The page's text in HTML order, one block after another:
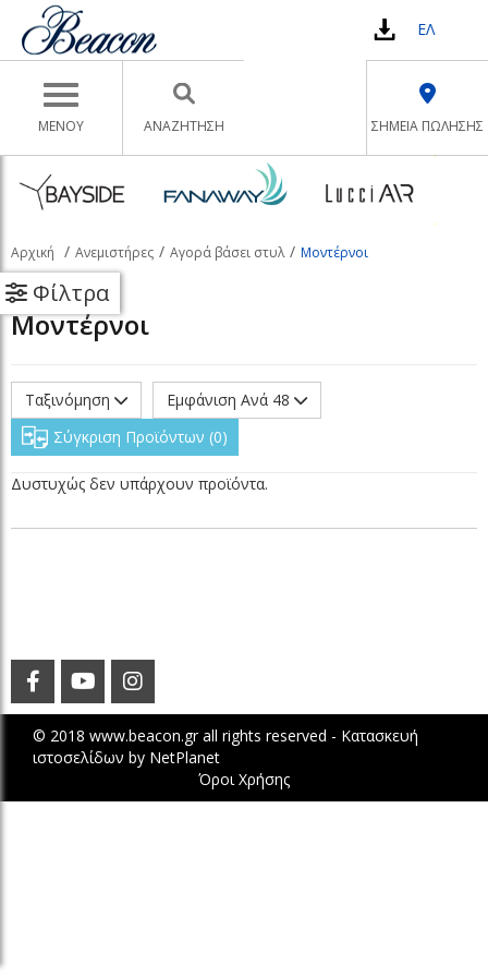
Toggle navigation
ΜΕΝΟΥ
ΕΛ
ΣΗΜΕΙΑ ΠΩΛΗΣΗΣ
ΑΝΑΖΉΤΗΣΗ
Αρχική Ανεμιστήρες Αγορά βάσει στυλ Μοντέρνοι
Φίλτρα
Μοντέρνοι
Ταξινόμηση
Εμφάνιση Ανά 48
Σύγκριση Προϊόντων 0
Δυστυχώς δεν υπάρχουν προϊόντα.
© 2018 www.beacon.gr all rights reserved - Κατασκευή
ιστοσελίδων by NetPlanet
Όροι Χρήσης